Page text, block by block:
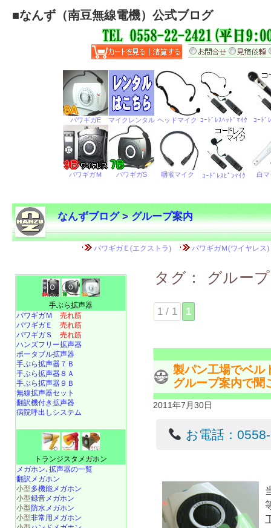
■なんず（南豆無線電機）公式ブログ
なんずブログ>グループ案内
タグ： グルー
1 / 1 1
製パン工場でベル
グループ案内で
2011年7月30日
お電話：
手ぶら拡声器
パワギガＭ 売れ筋
パワギガＥ 売れ筋
パワギガＳ 売れ筋
ハンズフリー拡声器
ポータブル拡声器
手ぶら拡声器７Ｂ
手ぶら拡声器８Ａ
手ぶら拡声器９Ｂ
無線拡声器セット
翻訳機付き拡声器
病院呼出しシステム
トランジスタメガホン
メガホン､拡声器の一覧
翻訳メガホン
小型多機能メガホン
小型録音メガホン
小型防水メガホン
小型非常用メガホン